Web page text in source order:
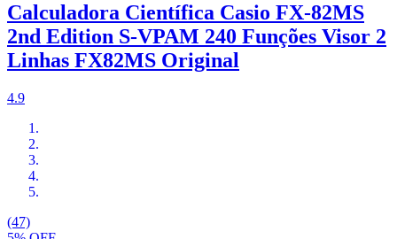
Calculadora Científica Casio FX-82MS
2nd Edition S-VPAM 240 Funções Visor 2
Linhas FX82MS Original
4.9
(47)